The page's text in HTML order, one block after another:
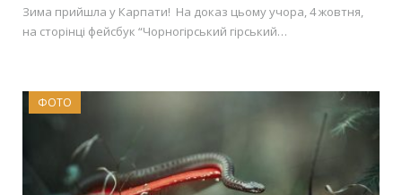
Зима прийшла у Карпати! На доказ цьому учора, 4 жовтня,
на сторінці фейсбук “Чорногірський гірський…
ФОТО